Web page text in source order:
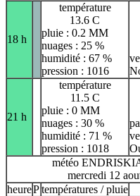
18 h
température
13.6 C
pluie : 0.2 MM
nuages : 25 %
humidité : 67 %
pression : 1016
21 h
température
11.5 C
pluie : 0 MM
nuages : 30 %
humidité : 71 %
pression : 1018
météo
mercredi 12
heurePtempératures / pluie